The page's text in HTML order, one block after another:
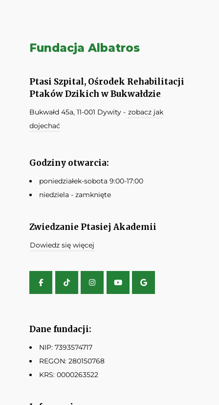
Fundacja Albatros
Ptasi Szpital, Ośrodek Rehabilitacji
Ptaków Dzikich w Bukwałdzie
Bukwałd 45a, 11-001 Dywity - zobacz jak
dojechać
Godziny otwarcia:
poniedziałek-sobota 9:00-17:00
niedziela - zamknięte
Zwiedzanie Ptasiej Akademii
Dowiedz się więcej
Dane fundacji:
NIP: 7393574717
REGON: 280150768
KRS: 0000263522